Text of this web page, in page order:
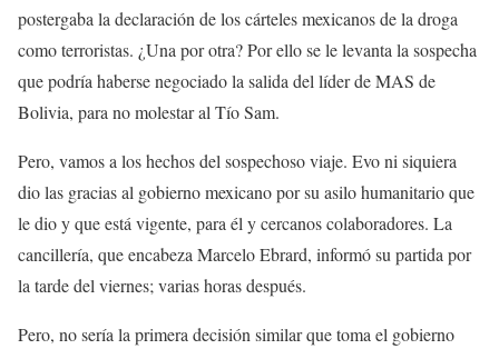
postergaba la declaración de los cárteles mexicanos de la droga
como terroristas. ¿Una por otra? Por ello se le levanta la sospecha
que podría haberse negociado la salida del líder de MAS de
Bolivia, para no molestar al Tío Sam.
Pero, vamos a los hechos del sospechoso viaje. Evo ni siquiera
dio las gracias al gobierno mexicano por su asilo humanitario que
le dio y que está vigente, para él y cercanos colaboradores. La
cancillería, que encabeza Marcelo Ebrard, informó su partida por
la tarde del viernes; varias horas después.
Pero, no sería la primera decisión similar que toma el gobierno